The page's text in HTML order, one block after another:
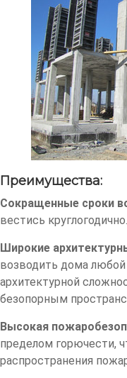
Преимущества:
Сокращенные сроки
вестись круглогодично.
Широкие
возводить дома
архитектурной
безопорным
Высокая
пределом горючести,
распространения